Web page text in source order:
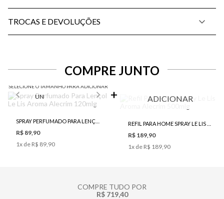
TROCAS E DEVOLUÇÕES
COMPRE JUNTO
SELECIONE O TAMANHO PARA ADICIONAR
UN
R$ 89,90
1x de R$ 89,90
ADICIONAR
R$ 189,90
1x de R$ 189,90
COMPRE TUDO POR
R$ 719,40